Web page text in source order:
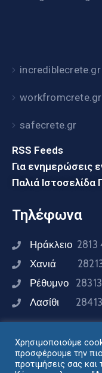
incrediblecrete.gr
workfromcrete.gr
safecrete.gr
RSS Feeds
Για ενημερώσεις
Παλιά Ιστοσελίδα
Τηλέφωνα
Ηράκλειο
Χανιά
Ρέθυμνο
Λασίθι
Συνδεθείτε
Χρησιμοποιούμε
προσφέρουμε την
προτιμήσεις σας και